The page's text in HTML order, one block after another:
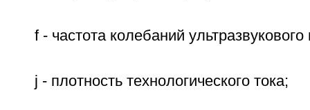
f - частота колебаний
j - плотность технологического тока;